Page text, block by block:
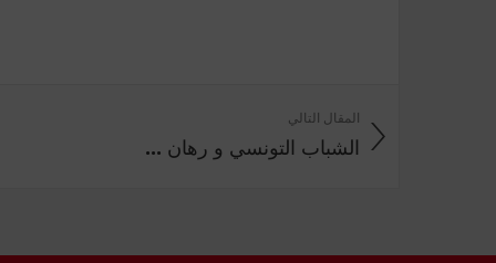
المقال التالي
الشباب التونسي و رهان ...